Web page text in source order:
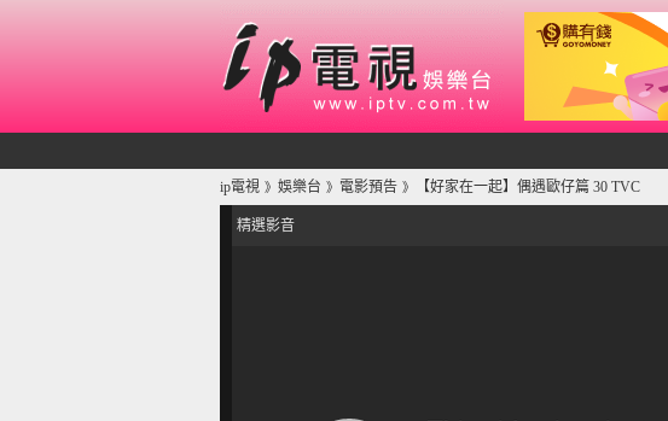
ip電視 》 娛樂台 》 電影預告 》 【好家在一起】偶遇歐仔篇 30 TVC
精選影音